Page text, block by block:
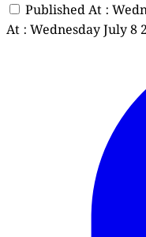
Published At :
At : Wednesday July 8